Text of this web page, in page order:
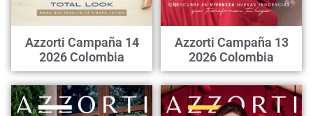
Azzorti Campaña 14
2026 Colombia
Azzorti Campaña 13
2026 Colombia